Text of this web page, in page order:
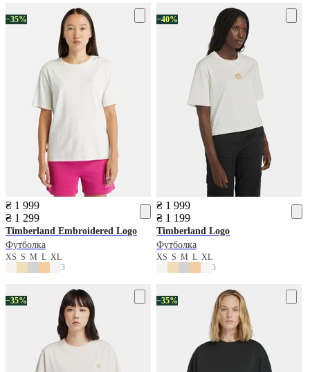
−35%
₴ 1 999
₴ 1 299
Timberland Embroidered Logo
Футболка
XS S M L XL
3
−40%
₴ 1 999
₴ 1 199
Timberland Logo
Футболка
XSSMLXL
3
−35% −35%